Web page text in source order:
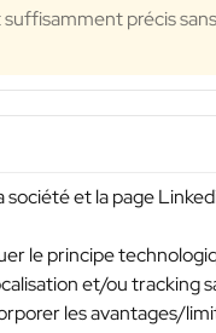
précis
et la page
le principe
et/ou tracking
les avantages/